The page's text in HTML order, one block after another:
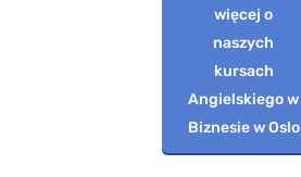
więcej o
naszych
kursach
Angielskiego w
Biznesie w Oslo